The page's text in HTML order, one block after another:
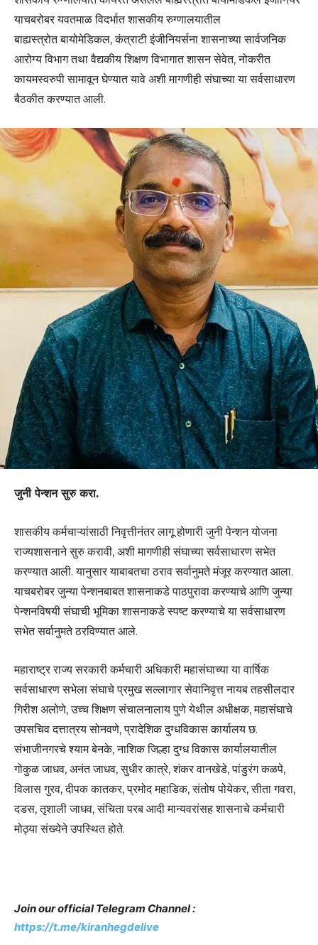
याचबरोबर यवतमाळ विदर्भात शासकीय रुग्णालयातील
बाह्यस्त्रोत बायोमेडिकल, कंत्राटी इंजीनियर्सना शासनाच्या सार्वजनिक
आरोग्य विभाग तथा वैद्यकीय शिक्षण विभागात शासन सेवेत, नोकरीत
कायमस्वरुपी सामावून घेण्यात यावे अशी मागणीही संघाच्या या सर्वसाधारण
बैठकीत करण्यात आली.
जुनी पेन्शन सुरु करा.
शासकीय कर्मचाऱ्यांसाठी निवृत्तीनंतर लागू होणारी जुनी पेन्शन योजना
राज्यशासनाने सुरु करावी, अशी मागणीही संघाच्या सर्वसाधारण सभेत
करण्यात आली. यानुसार याबाबतचा ठराव सर्वानुमते मंजूर करण्यात आला.
याचबरोबर जुन्या पेन्शनबाबत शासनाकडे पाठपुरावा करण्याचे आणि जुन्या
पेन्शनविषयी संघाची भूमिका शासनाकडे स्पष्ट करण्याचे या सर्वसाधारण
सभेत सर्वानुमते ठरविण्यात आले.
महाराष्ट्र राज्य सरकारी कर्मचारी अधिकारी महासंघाच्या या वार्षिक
सर्वसाधारण सभेला संघाचे प्रमुख सल्लागार सेवानिवृत्त नायब तहसीलदार
गिरीश अलोणे, उच्च शिक्षण संचालनालाय पुणे येथील अधीक्षक, महासंघाचे
उपसचिव दत्तात्रय सोनवणे, प्रादेशिक दुग्धविकास कार्यालय छ.
संभाजीनगरचे श्याम बेनके, नाशिक जिल्हा दुग्ध विकास कार्यालयातील
गोकुळ जाधव, अनंत जाधव, सुधीर कात्रे, शंकर वानखेडे, पांडुरंग कळपे,
विलास गुरव, दीपक कातकर, प्रमोद महाडिक, संतोष पोयेकर, सीता गवरा,
दडस, तृशाली जाधव, संचिता परब आदी मान्यवरांसह शासनाचे कर्मचारी
मोठ्या संख्येने उपस्थित होते.
Join our official Telegram Channel :
https://t.me/kiranhegdelive